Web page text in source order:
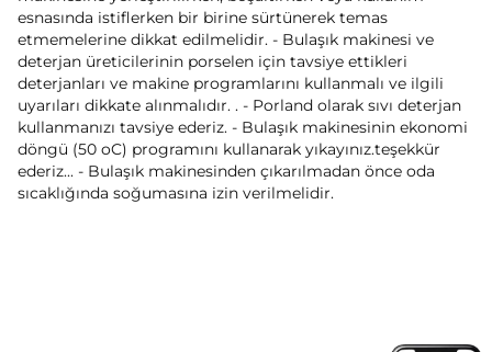
esnasında istiflerken bir birine sürtünerek temas
etmemelerine dikkat edilmelidir. - Bulaşık makinesi ve
deterjan üreticilerinin porselen için tavsiye ettikleri
deterjanları ve makine programlarını kullanmalı ve ilgili
uyarıları dikkate alınmalıdır. . - Porland olarak sıvı deterjan
kullanmanızı tavsiye ederiz. - Bulaşık makinesinin ekonomi
döngü (50 oC) programını kullanarak yıkayınız.teşekkür
ederiz... - Bulaşık makinesinden çıkarılmadan önce oda
sıcaklığında soğumasına izin verilmelidir.